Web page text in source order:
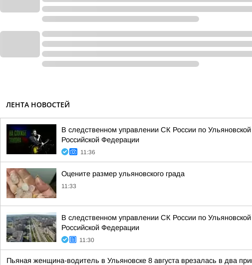
ЛЕНТА НОВОСТЕЙ
В следственном управлении СК России по
Российской Федерации
11:36
Оцените размер ульяновского града
11:33
В следственном управлении СК России по
Российской Федерации
11:30
Пьяная женщина-водитель в Ульяновске 8 августа врезалась в два